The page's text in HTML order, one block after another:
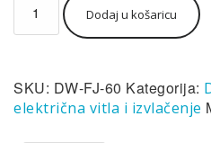
Farm
Jack
dizalica
do
Dodaj u košaricu
SKU: DW-FJ-60 Kategorija:
električna vitla i izvlačenje